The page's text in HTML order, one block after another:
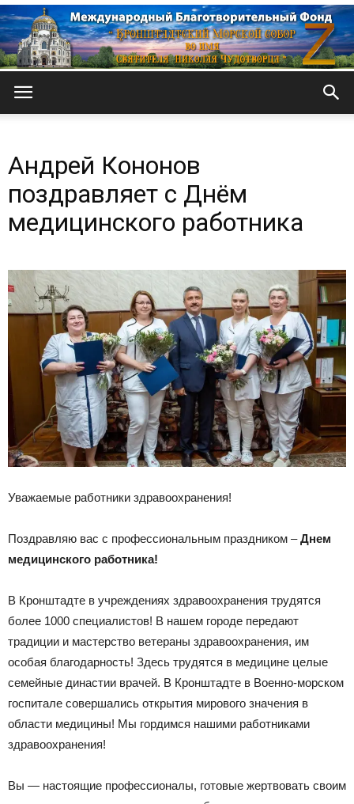
Морской
Андрей Кононов
поздравляет с Днём
медицинского работника
Уважаемые работники здравоохранения!
Поздравляю вас с профессиональным праздником –Днем
медицинского работника!
В Кронштадте в учреждениях здравоохранения трудятся
более 1000 специалистов! В нашем городе передают
традиции и мастерство ветераны здравоохранения, им
особая благодарность! Здесь трудятся в медицине целые
семейные династии врачей. В Кронштадте в Военно-морском
госпитале совершались открытия мирового значения в
области медицины! Мы гордимся нашими работниками
здравоохранения!
Вы — настоящие профессионалы, готовые жертвовать своим